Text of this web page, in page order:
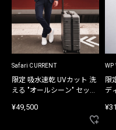
Safari CURRENT
限定 吸水速乾 UVカット 洗
える "オールシーン" セット
¥49,500
WP
限
デ